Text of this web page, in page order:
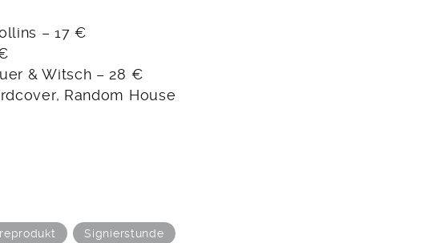
– 17 €
& Witsch – 28 €
Random House
reprodukt Signierstunde